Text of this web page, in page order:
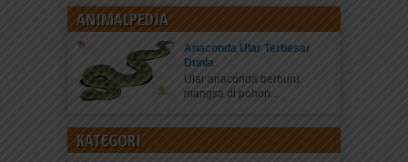
ANIMALPEDIA
Anaconda Ular Terbesar
Dunia
Ular anaconda berburu
mangsa di pohon...
KATEGORI